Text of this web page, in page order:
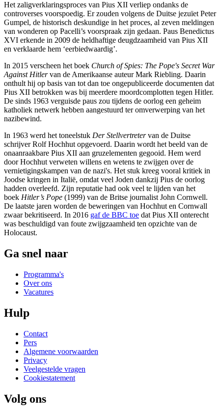
Het zaligverklaringsproces van Pius XII verliep ondanks de
controverses voorspoedig. Er zouden volgens de Duitse jezuïet Peter
Gumpel, de historisch deskundige in het proces, al zeven meldingen
van wonderen op Pacelli’s voorspraak zijn gedaan. Paus Benedictus
XVI erkende in 2009 de heldhaftige deugdzaamheid van Pius XII
en verklaarde hem ‘eerbiedwaardig’.
In 2015 verscheen het boek Church of Spies: The Pope's Secret War
Against Hitlervan de Amerikaanse auteur Mark Riebling. Daarin
onthult hij op basis van tot dan toe ongepubliceerde documenten dat
Pius XII betrokken was bij meerdere moordcomplotten tegen Hitler.
De sinds 1963 verguisde paus zou tijdens de oorlog een geheim
katholiek netwerk hebben aangestuurd ter omverwerping van het
nazibewind.
In 1963 werd het toneelstuk Der Stellvertretervan de Duitse
schrijver Rolf Hochhut opgevoerd. Daarin wordt het beeld van de
onaanraakbare Pius XII aan gruzelementen gegooid. Hem werd
door Hochhut verweten willens en wetens te zwijgen over de
vernietigingskampen van de nazi's. Het stuk kreeg vooral kritiek in
Joodse kringen in Italië, omdat veel Joden dankzij Pius de oorlog
hadden overleefd. Zijn reputatie had ook veel te lijden van het
boek Hitler’s Pope (1999) van de Britse journalist John Cornwell.
De laatste jaren worden de beweringen van Hochhut en Cornwall
zwaar bekritiseerd. In 2016 gaf de BBC toe dat Pius XII onterecht
was beschuldigd van foute zwijgzaamheid ten opzichte van de
Holocaust.
Ga snel naar
Programma's
Over ons
Vacatures
Hulp
Contact
Pers
Algemene voorwaarden
Privacy
Veelgestelde vragen
Cookiestatement
Volg ons